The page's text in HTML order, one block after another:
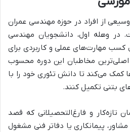
از افراد در حوزه مهندسی عمران
در وهله اول، دانشجویان مهندسی
کسب مهارت‌های عملی و کاربردی برای
اصلی‌ترین مخاطبان این دوره محسوب
می‌کند تا دانش تئوری خود را با
بتنی تکمیل کنند.
تازه‌کار و فارغ‌التحصیلانی که قصد
پیمانکاری یا دفاتر فنی مشغول